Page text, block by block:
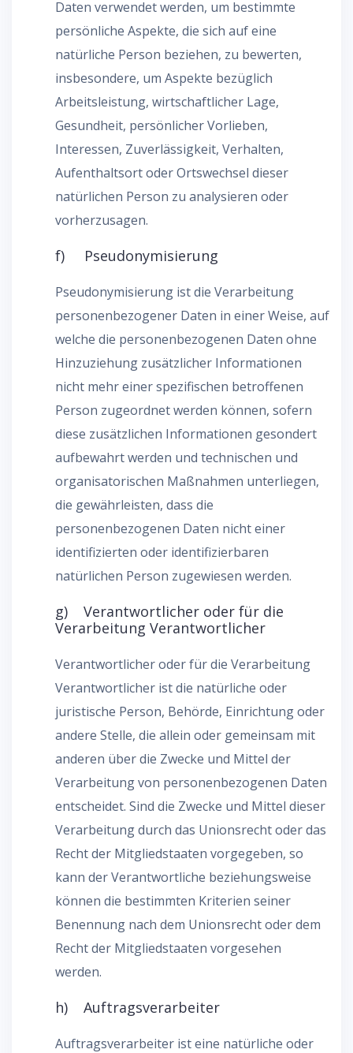
Daten verwendet werden, um bestimmte
persönliche Aspekte, die sich auf eine
natürliche Person beziehen, zu bewerten,
insbesondere, um Aspekte bezüglich
Arbeitsleistung, wirtschaftlicher Lage,
Gesundheit, persönlicher Vorlieben,
Interessen, Zuverlässigkeit, Verhalten,
Aufenthaltsort oder Ortswechsel dieser
natürlichen Person zu analysieren oder
vorherzusagen.
f) Pseudonymisierung
Pseudonymisierung ist die Verarbeitung
personenbezogener Daten in einer Weise, auf
welche die personenbezogenen Daten ohne
Hinzuziehung zusätzlicher Informationen
nicht mehr einer spezifischen betroffenen
Person zugeordnet werden können, sofern
diese zusätzlichen Informationen gesondert
aufbewahrt werden und technischen und
organisatorischen Maßnahmen unterliegen,
die gewährleisten, dass die
personenbezogenen Daten nicht einer
identifizierten oder identifizierbaren
natürlichen Person zugewiesen werden.
g) Verantwortlicher oder für die
Verarbeitung Verantwortlicher
Verantwortlicher oder für die Verarbeitung
Verantwortlicher ist die natürliche oder
juristische Person, Behörde, Einrichtung oder
andere Stelle, die allein oder gemeinsam mit
anderen über die Zwecke und Mittel der
Verarbeitung von personenbezogenen Daten
entscheidet. Sind die Zwecke und Mittel dieser
Verarbeitung durch das Unionsrecht oder das
Recht der Mitgliedstaaten vorgegeben, so
kann der Verantwortliche beziehungsweise
können die bestimmten Kriterien seiner
Benennung nach dem Unionsrecht oder dem
Recht der Mitgliedstaaten vorgesehen
werden.
h) Auftragsverarbeiter
Auftragsverarbeiter ist eine natürliche oder